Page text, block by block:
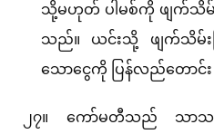
သို့မဟုတ် ပါမစ်ကို ဖျက်သိ
သည်။ ယင်းသို့ ဖျက်သိမ်းခ
သောငွေကို ပြန်လည်တောင်း
၂၇။ ကော်မတီသည် သာသနာ